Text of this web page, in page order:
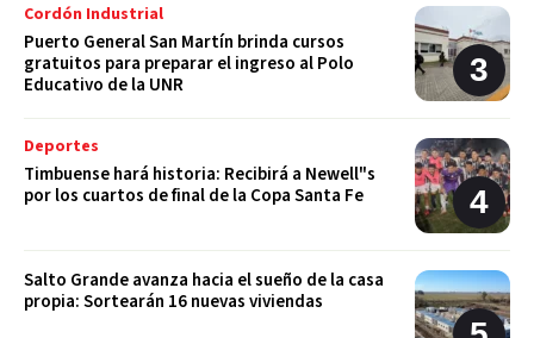
Cordón Industrial
Puerto General San Martín brinda cursos
gratuitos para preparar el ingreso al Polo
Educativo de la UNR
Deportes
Timbuense hará historia: Recibirá a Newell"s
por los cuartos de final de la Copa Santa Fe
Salto Grande avanza hacia el sueño de la casa
propia: Sortearán 16 nuevas viviendas